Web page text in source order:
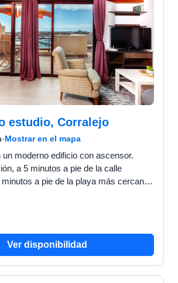
estudio, Corralejo
·Mostrar en el mapa
moderno edificio con ascensor.
a 5 minutos a pie de la calle
la playa más cercana.
Ver disponibilidad